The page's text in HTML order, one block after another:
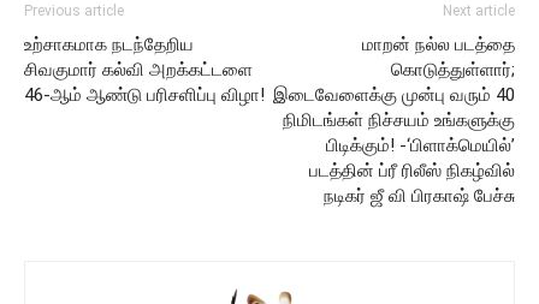
Previous article
உற்சாகமாக நடந்தேறிய
சிவகுமார் கல்வி அறக்கட்டளை
46-ஆம் ஆண்டு பரிசளிப்பு விழா!
Next article
மாறன் நல்ல படத்தை
கொடுத்துள்ளார்;
இடைவேளைக்கு முன்பு வரும் 40
நிமிடங்கள் நிச்சயம் உங்களுக்கு
பிடிக்கும்! -‘பிளாக்மெயில்’
படத்தின் ப்ரீ ரிலீஸ் நிகழ்வில்
நடிகர் ஜீ வி பிரகாஷ் பேச்சு